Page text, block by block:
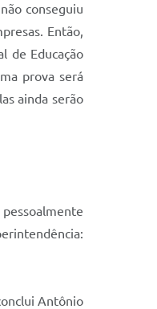
conseguiu
Então,
de Educação
prova será
ainda serão
Antônio